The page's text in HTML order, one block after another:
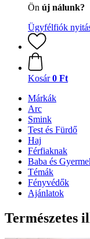
Ön új nálunk?
Ügyfélfiók
Kosár 0 Ft
Márkák
Arc
Smink
Test és Fürdő
Haj
Férfiaknak
Baba és
Témák
Fényvédők
Ajánlatok
Természetes